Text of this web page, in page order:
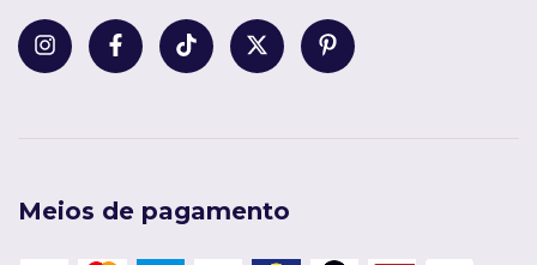
Meios de pagamento